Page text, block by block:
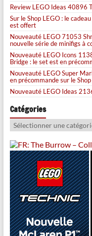
Review LEGO Ideas 40896
Sur le Shop LEGO : le
est offert
Nouveauté LEGO 71053
nouvelle série de minifigs à
Nouveauté LEGO Icons
Bridge : le set est en
Nouveauté LEGO Super
en précommande sur le Shop
Nouveauté LEGO Ideas
Catégories
Catégories